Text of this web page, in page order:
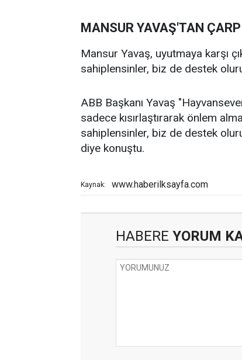
MANSUR YAVAŞ'TAN
Mansur Yavaş, uyutmaya karşı
sahiplensinler, biz de destek
ABB Başkanı Yavaş
sadece kısırlaştırarak önlem
sahiplensinler, biz de destek
diye konuştu.
Kaynak: www.haberilksayfa.com
HABERE YORUM